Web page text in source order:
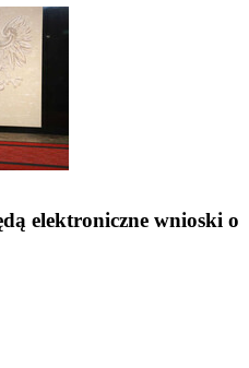
elektroniczne wnioski o